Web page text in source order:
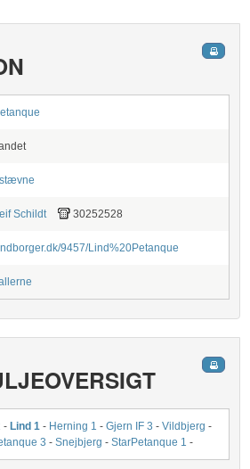
Schildt 30252528
9457/Lind%20Petanque
- Lind 1 - Herning 1 -Gjern IF 3 -Vildbjerg-
3 -Snejbjerg -StarPetanque 1 -